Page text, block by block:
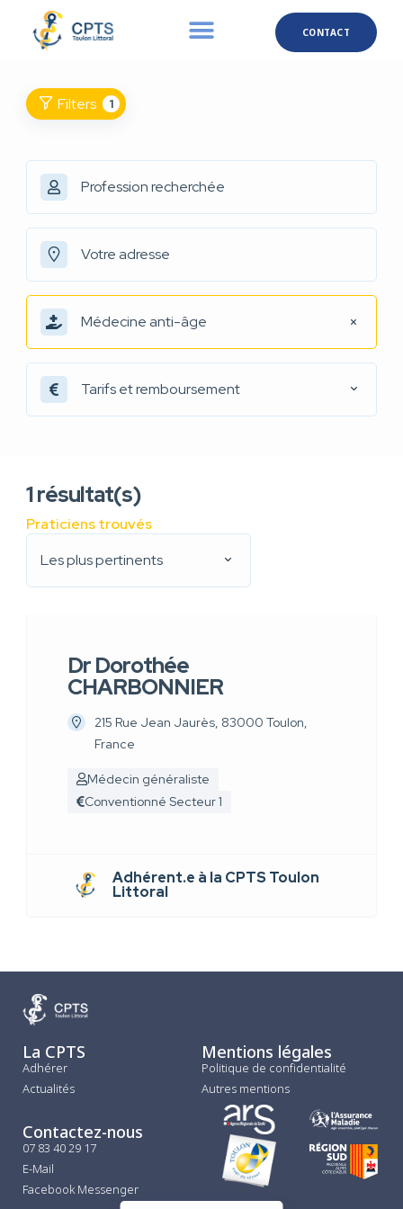
CONTACT
Filters 1
Médecine anti-âge
Tarifs et remboursement
1résultat(s)
Praticiens trouvés
Les plus pertinents
Dr Dorothée
CHARBONNIER
215 Rue Jean Jaurès, 83000 Toulon,
France
Médecin généraliste
Conventionné Secteur 1
Adhérent.e à la CPTS Toulon
Littoral
La CPTS
Adhérer
Actualités
Mentions légales
Politique de confidentialité
Autres mentions
Contactez-nous
07 83 40 29 17
E-Mail
Facebook Messenger